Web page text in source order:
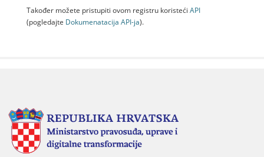
Također možete pristupiti ovom registru koristeći API
(pogledajte Dokumenаtаcijа API-jа).